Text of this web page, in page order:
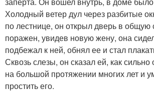
Холодный ветер дул через разбитые
по лестнице, он открыл дверь в
поражен, увидев новую жену, она
подбежал к ней, обнял ее и стал
Сквозь слезы, он сказал ей, как сильно
на большой протяжении многих лет и
простить его.